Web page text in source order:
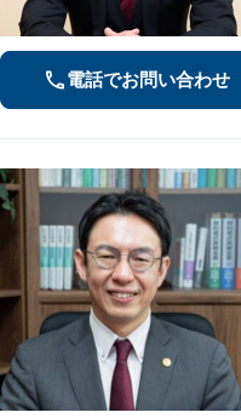
電話でお問い合わせ